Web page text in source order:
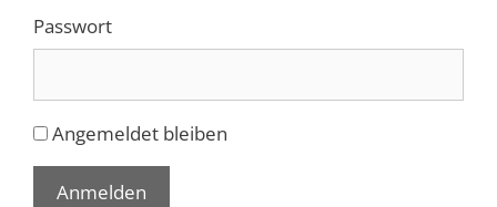
Passwort
Angemeldet bleiben
Anmelden